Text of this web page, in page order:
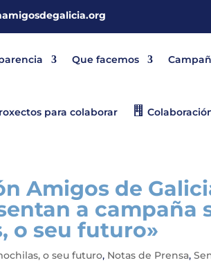
Que facemos
para colaborar
Amigos de
a campaña
o seu futuro»
o seu futuro, Notas de Prensa,